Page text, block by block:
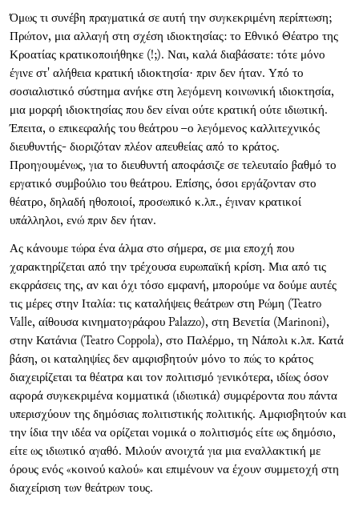
Όμως τι συνέβη πραγματικά σε αυτή την συγκεκριμένη περίπτωση;
Πρώτον, μια αλλαγή στη σχέση ιδιοκτησίας: το Εθνικό Θέατρο της
Κροατίας κρατικοποιήθηκε (!;). Ναι, καλά διαβάσατε: τότε μόνο
έγινε στ' αλήθεια κρατική ιδιοκτησία· πριν δεν ήταν. Υπό το
σοσιαλιστικό σύστημα ανήκε στη λεγόμενη κοινωνική ιδιοκτησία,
μια μορφή ιδιοκτησίας που δεν είναι ούτε κρατική ούτε ιδιωτική.
Έπειτα, ο επικεφαλής του θεάτρου –ο λεγόμενος καλλιτεχνικός
διευθυντής- διοριζόταν πλέον απευθείας από το κράτος.
Προηγουμένως, για το διευθυντή αποφάσιζε σε τελευταίο βαθμό το
εργατικό συμβούλιο του θεάτρου. Επίσης, όσοι εργάζονταν στο
θέατρο, δηλαδή ηθοποιοί, προσωπικό κ.λπ., έγιναν κρατικοί
υπάλληλοι, ενώ πριν δεν ήταν.
Ας κάνουμε τώρα ένα άλμα στο σήμερα, σε μια εποχή που
χαρακτηρίζεται από την τρέχουσα ευρωπαϊκή κρίση. Μια από τις
εκφράσεις της, αν και όχι τόσο εμφανή, μπορούμε να δούμε αυτές
τις μέρες στην Ιταλία: τις καταλήψεις θεάτρων στη Ρώμη (Teatro
Valle, αίθουσα κινηματογράφου Palazzo), στη Βενετία (Marinoni),
στην Κατάνια (Teatro Coppola), στο Παλέρμο, τη Νάπολι κ.λπ. Κατά
βάση, οι καταληψίες δεν αμφισβητούν μόνο το πώς το κράτος
διαχειρίζεται τα θέατρα και τον πολιτισμό γενικότερα, ιδίως όσον
αφορά συγκεκριμένα κομματικά (ιδιωτικά) συμφέροντα που πάντα
υπερισχύουν της δημόσιας πολιτιστικής πολιτικής. Αμφισβητούν και
την ίδια την ιδέα να ορίζεται νομικά ο πολιτισμός είτε ως δημόσιο,
είτε ως ιδιωτικό αγαθό. Μιλούν ανοιχτά για μια εναλλακτική με
όρους ενός «κοινού καλού» και επιμένουν να έχουν συμμετοχή στη
διαχείριση των θεάτρων τους.